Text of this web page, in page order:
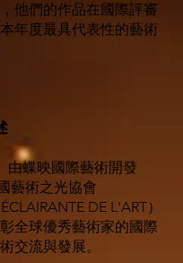
他們的作品在國際評審
年度最具代表性的藝術
由蝶映國際藝術開發
藝術之光協會
DE L'ART）
全球優秀藝術家的國際
交流與發展。